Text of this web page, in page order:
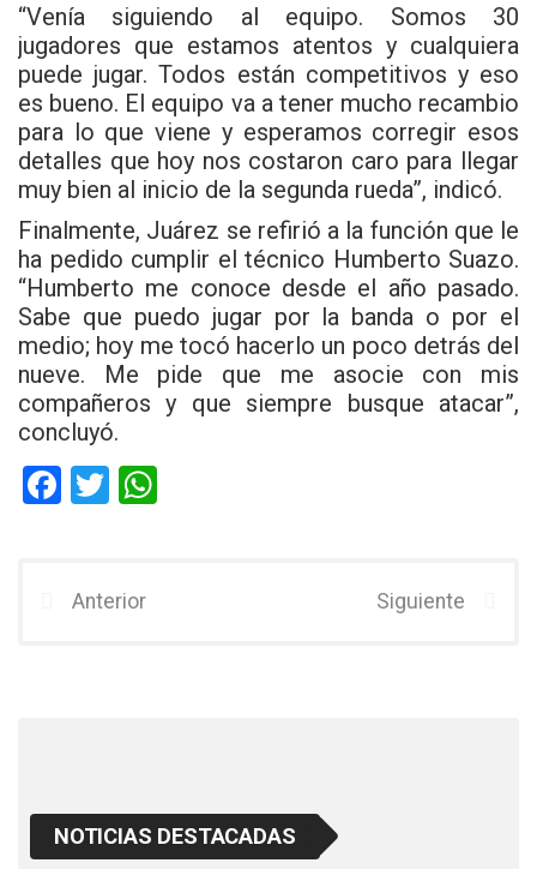
“Venía siguiendo al equipo. Somos 30
jugadores que estamos atentos y cualquiera
puede jugar. Todos están competitivos y eso
es bueno. El equipo va a tener mucho recambio
para lo que viene y esperamos corregir esos
detalles que hoy nos costaron caro para llegar
muy bien al inicio de la segunda rueda”, indicó.
Finalmente, Juárez se refirió a la función que le
ha pedido cumplir el técnico Humberto Suazo.
“Humberto me conoce desde el año pasado.
Sabe que puedo jugar por la banda o por el
medio; hoy me tocó hacerlo un poco detrás del
nueve. Me pide que me asocie con mis
compañeros y que siempre busque atacar”,
concluyó.
F
b
T
er
Anterior Siguiente
NOTICIAS DESTACADAS